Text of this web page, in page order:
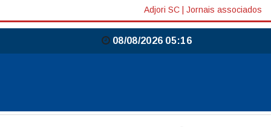
Adjori SC Jornais associados
08/08/2026 05:16